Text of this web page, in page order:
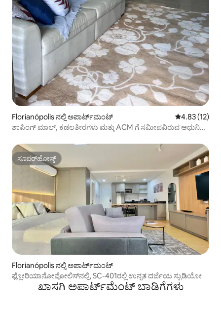
Florianópolis ನಲ್ಲಿ ಅಪಾರ್ಟ್‌ಮಂಟ್ 5 ರಲ್ಲಿ 4.83
4.83 (12)
ಶಾಪಿಂಗ್ ಮಾಲ್, ಕಡಲತೀರಗಳು ಮತ್ತು ACM ಗೆ ಸಮೀಪವಿರುವ ಆಧುನಿಕ
ಸೂಪರ್‌ಹೋಸ್ಟ್
ಸೂಪರ್‌ಹೋಸ್ಟ್
Florianópolis ನಲ್ಲಿ ಅಪಾರ್ಟ್‌ಮಂಟ್
ಫ್ಲೋರಿಯಾನೋಪೋಲಿಸ್‌ನಲ್ಲಿ, SC-401ರಲ್ಲಿ ಉನ್ನತ ದರ್ಜೆಯ ಸ್ಟುಡಿಯೋ
ಖಾಸಗಿ ಅಪಾರ್ಟ್‌ಮೆಂಟ್ ಬಾಡಿಗೆಗಳು